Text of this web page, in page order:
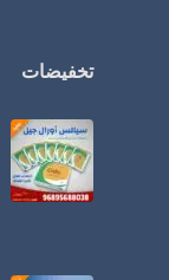
تخفيضات